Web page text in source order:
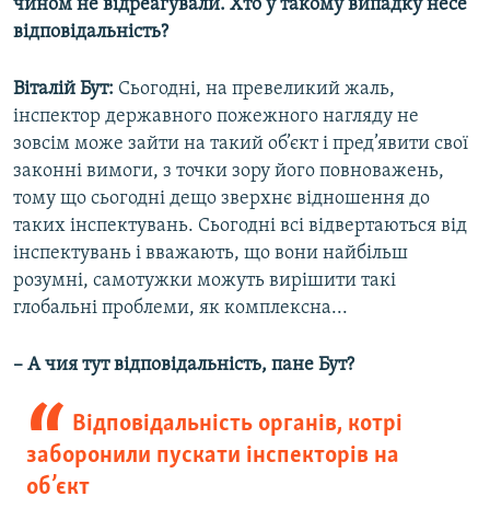
чином не відреагували. Хто у такому випадку несе
відповідальність?
Віталій Бут: Сьогодні, на превеликий жаль,
інспектор державного пожежного нагляду не
зовсім може зайти на такий об’єкт і пред’явити свої
законні вимоги, з точки зору його повноважень,
тому що сьогодні дещо зверхнє відношення до
таких інспектувань. Сьогодні всі відвертаються від
інспектувань і вважають, що вони найбільш
розумні, самотужки можуть вирішити такі
глобальні проблеми, як комплексна...
– А чия тут відповідальність, пане Бут?
Відповідальність органів, котрі
заборонили пускати інспекторів на
об’єкт